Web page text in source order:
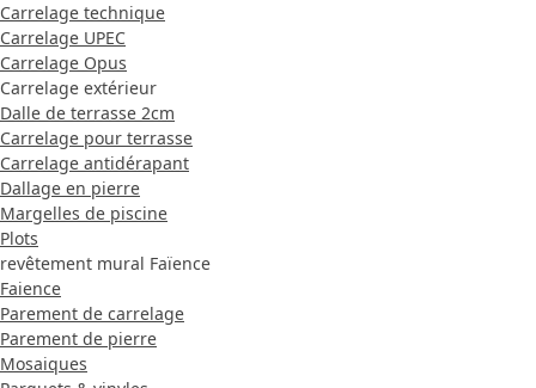
Carrelage technique
Carrelage UPEC
Carrelage Opus
Carrelage extérieur
Dalle de terrasse 2cm
Carrelage pour terrasse
Carrelage antidérapant
Dallage en pierre
Margelles de piscine
Plots
revêtement mural Faïence
Faience
Parement de carrelage
Parement de pierre
Mosaiques